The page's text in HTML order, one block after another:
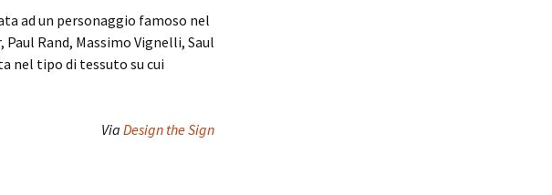
ad un personaggio famoso nel
Rand, Massimo Vignelli, Saul
nel tipo di tessuto su cui
Via Design the Sign